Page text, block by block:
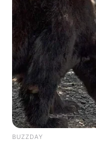
Who Will Be the
BUZZDAY